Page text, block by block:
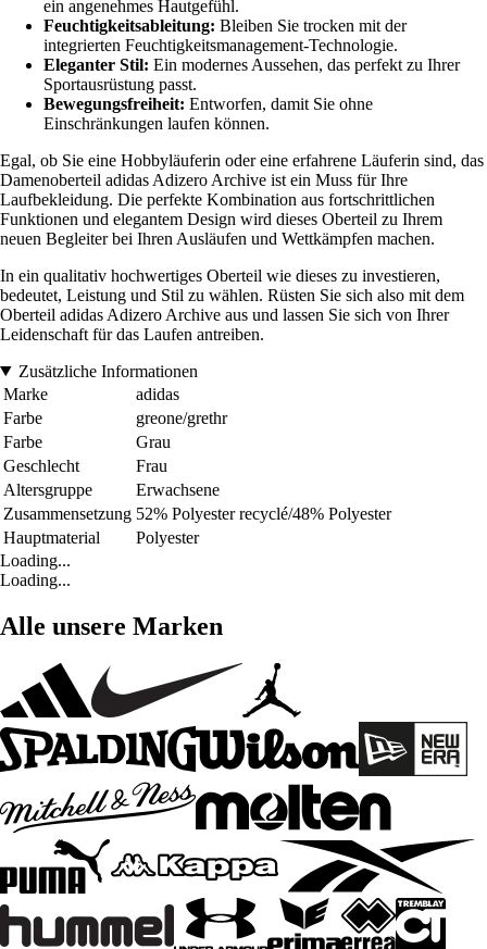
ein angenehmes Hautgefühl.
Feuchtigkeitsableitung: Bleiben Sie trocken mit der
integrierten Feuchtigkeitsmanagement-Technologie.
Eleganter Stil: Ein modernes Aussehen, das perfekt zu Ihrer
Sportausrüstung passt.
Bewegungsfreiheit: Entworfen, damit Sie ohne
Einschränkungen laufen können.
Egal, ob Sie eine Hobbyläuferin oder eine erfahrene Läuferin sind, das
Damenoberteil adidas Adizero Archive ist ein Muss für Ihre
Laufbekleidung. Die perfekte Kombination aus fortschrittlichen
Funktionen und elegantem Design wird dieses Oberteil zu Ihrem
neuen Begleiter bei Ihren Ausläufen und Wettkämpfen machen.
In ein qualitativ hochwertiges Oberteil wie dieses zu investieren,
bedeutet, Leistung und Stil zu wählen. Rüsten Sie sich also mit dem
Oberteil adidas Adizero Archive aus und lassen Sie sich von Ihrer
Leidenschaft für das Laufen antreiben.
Zusätzliche Informationen
Marke
adidas
Farbe
greone/grethr
Farbe
Grau
Geschlecht
Frau
Altersgruppe
Erwachsene
Zusammensetzung 52% Polyester recyclé/48% Polyester
Hauptmaterial
Polyester
Loading...
Loading...
Alle unsere Marken